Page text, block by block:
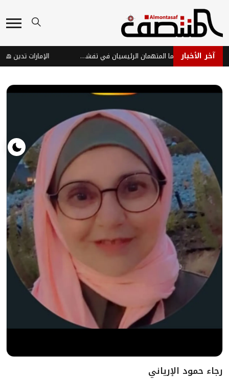
آخر الأخبار الفراولة والتوت.. هل هما المتهمان الرئيسيان في تفشي عدوى "السيكلوسبورا"؟
رجاء حمود الإرياني